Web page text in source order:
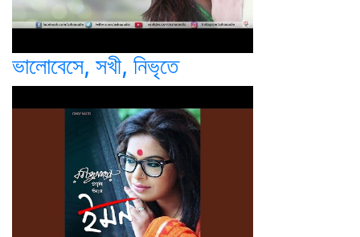
ভালোবেসে, সখী, নিভৃতে